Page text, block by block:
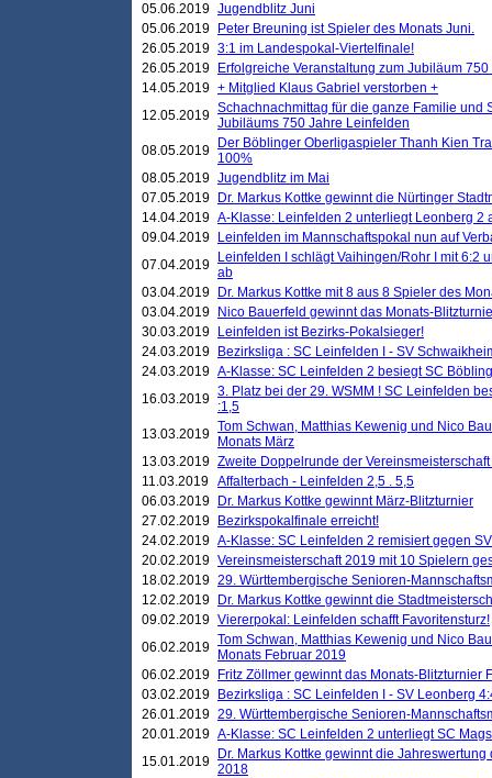
05.06.2019 Jugendblitz Juni
05.06.2019
Peter Breuning ist Spieler des Monats Juni.
26.05.2019 3:1 im Landespokal-Viertelfinale!
26.05.2019
Erfolgreiche Veranstaltung zum Jubiläum
14.05.2019 + Mitglied Klaus Gabriel verstorben +
12.05.2019 Schachnachmittag für die ganze Familie und
Jubiläums 750 Jahre Leinfelden
08.05.2019
Der Böblinger Oberligaspieler Thanh Kien
100%
08.05.2019 Jugendblitz im Mai
07.05.2019
Dr. Markus Kottke gewinnt die Nürtinger
14.04.2019 A-Klasse: Leinfelden 2 unterliegt Leonberg 2
09.04.2019
Leinfelden im Mannschaftspokal nun auf
07.04.2019
Leinfelden I schlägt Vaihingen/Rohr I mit 6:2
ab
03.04.2019
Dr. Markus Kottke mit 8 aus 8 Spieler des
03.04.2019
Nico Bauerfeld gewinnt das Monats-
30.03.2019
Leinfelden ist Bezirks-Pokalsieger!
24.03.2019
Bezirksliga : SC Leinfelden I - SV
24.03.2019 A-Klasse: SC Leinfelden 2 besiegt SC
16.03.2019 3. Platz bei der 29. WSMM ! SC Leinfelden
:1,5
13.03.2019 Tom Schwan, Matthias Kewenig und Nico
Monats März
13.03.2019 Zweite Doppelrunde der
11.03.2019 Affalterbach - Leinfelden 2,5 . 5,5
06.03.2019
Dr. Markus Kottke gewinnt März-Blitzturnier
27.02.2019
Bezirkspokalfinale erreicht!
24.02.2019 A-Klasse: SC Leinfelden 2 remisiert gegen
20.02.2019 Vereinsmeisterschaft 2019 mit 10 Spielern
18.02.2019 29. Württembergische Senioren-
12.02.2019
Dr. Markus Kottke gewinnt die
09.02.2019 Viererpokal: Leinfelden schafft Favoritensturz!
06.02.2019 Tom Schwan, Matthias Kewenig und Nico
Monats Februar 2019
06.02.2019
Fritz Zöllmer gewinnt das Monats-Blitzturnier
03.02.2019
Bezirksliga : SC Leinfelden I - SV Leonberg
26.01.2019 29. Württembergische Senioren-
20.01.2019 A-Klasse: SC Leinfelden 2 unterliegt SC
15.01.2019
Dr. Markus Kottke gewinnt die
2018